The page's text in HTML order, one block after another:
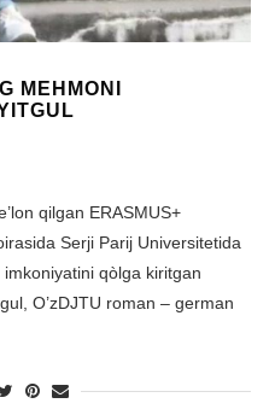
MEHMONI
qilgan ERASMUS+
Serji Parij Universitetida
qòlga kiritgan
O’zDJTU roman – german